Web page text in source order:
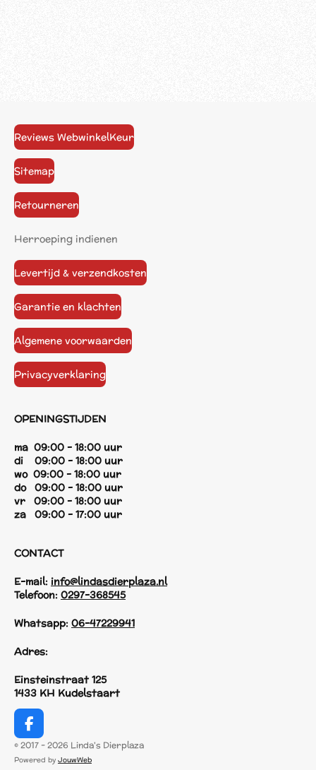
Reviews WebwinkelKeur
Sitemap
Retourneren
Herroeping indienen
Levertijd & verzendkosten
Garantie en klachten
Algemene voorwaarden
Privacyverklaring
OPENINGSTIJDEN
ma 09:00 - 18:00 uur
di 09:00 - 18:00 uur
wo 09:00 - 18:00 uur
do 09:00 - 18:00 uur
vr 09:00 - 18:00 uur
za 09:00 - 17:00 uur
CONTACT
E-mail: info@lindasdierplaza.nl
Telefoon: 0297-368545
Whatsapp: 06-47229941
Adres:
Einsteinstraat 125
1433 KH Kudelstaart
F
a
c
© 2017 - 2026 Linda's Dierplaza
Powered by JouwWeb